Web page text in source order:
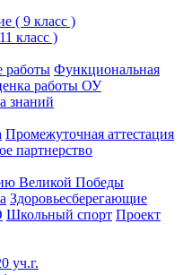
( 9 класс )
класс )
работы Функциональная
работы ОУ
знаний
Промежуточная аттестация
партнерство
Великой Победы
Здоровьесберегающие
Школьный спорт Проект
уч.г.